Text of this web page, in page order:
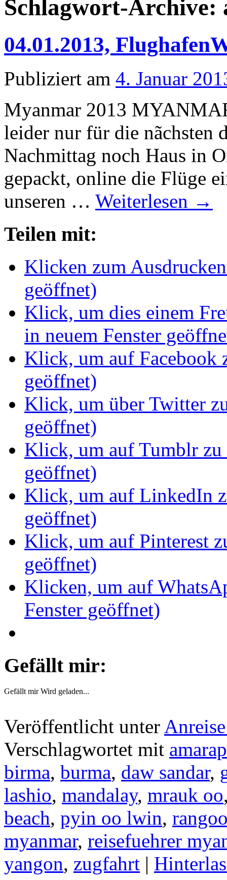
Schlagwort-Archive:
04.01.2013,
Publiziert am 4. Januar
Myanmar 2013
leider nur für die nãchsten
Nachmittag noch Haus in
gepackt, online die Flüge
unseren … Weiterlesen →
Teilen mit:
Klicken zum
geöffnet)
Klick, um dies einem
in neuem Fenster
Klick, um auf Facebook
geöffnet)
Klick, um über Twitter
geöffnet)
Klick, um auf Tumblr zu
geöffnet)
Klick, um auf LinkedIn
geöffnet)
Klick, um auf Pinterest
geöffnet)
Klicken, um auf
Fenster geöffnet)
Gefällt mir:
Gefällt mir Wird geladen...
Veröffentlicht unter
Verschlagwortet mit
birma, burma, daw sandar,
lashio, mandalay, mrauk oo
beach, pyin oo lwin,
myanmar, reisefuehrer
yangon, zugfahrt |